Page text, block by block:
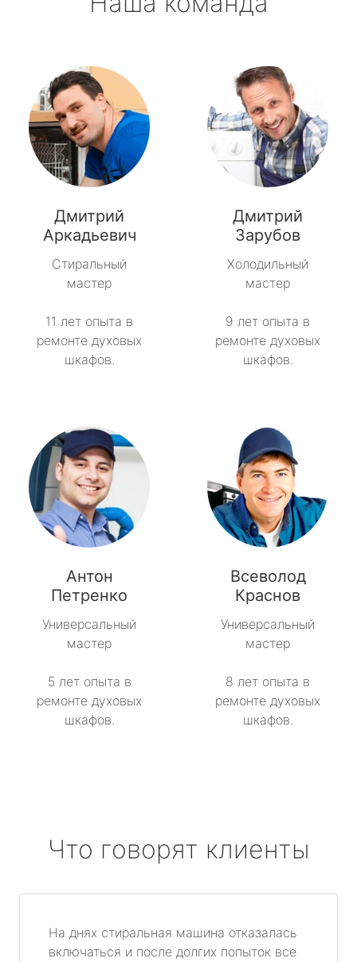
Дмитрий
Аркадьевич
Стиральный
мастер
11 лет опыта в
ремонте духовых
шкафов.
Дмитрий
Зарубов
Холодильный
мастер
9 лет опыта в
ремонте духовых
шкафов.
Антон
Петренко
Универсальный
мастер
5 лет опыта в
ремонте духовых
шкафов.
Всеволод
Краснов
Универсальный
мастер
8 лет опыта в
ремонте духовых
шкафов.
Что говорят клиенты
На днях стиральная машина отказалась
включаться и после долгих попыток все